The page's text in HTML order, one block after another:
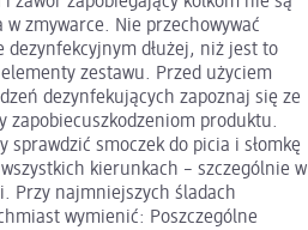
zmywarce. Nie przechowywać
dezynfekcyjnym dłużej, niż jest to
zestawu. Przed użyciem
dezynfekujących zapoznaj się ze
zapobiecuszkodzeniom produktu.
sprawdzić smoczek do picia i słomkę
kierunkach – szczególnie w
Przy najmniejszych śladach
wymienić: Poszczególne